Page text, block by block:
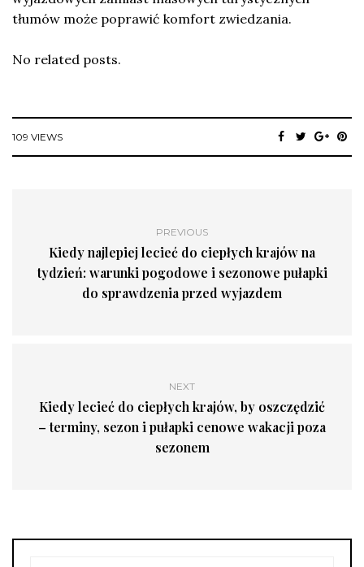
tłumów może poprawić komfort zwiedzania.
No related posts.
109 VIEWS
PREVIOUS
Kiedy najlepiej lecieć do ciepłych krajów na
tydzień: warunki pogodowe i sezonowe pułapki
do sprawdzenia przed wyjazdem
NEXT
Kiedy lecieć do ciepłych krajów, by oszczędzić
– terminy, sezon i pułapki cenowe wakacji poza
sezonem